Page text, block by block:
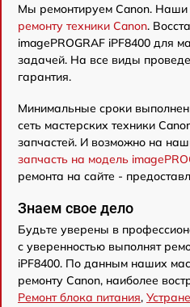
Мы ремонтируем Canon. Наши
ремонту техники Canon.
imagePROGRAF iPF8400 для
задачей. На все виды
гарантия.
Минимальные сроки
сеть мастерских техники
запчастей. И возможно на
запчасть на модель
ремонта на сайте -
Знаем свое дело
Будьте уверены в
с уверенностью выполнят
iPF8400. По данным наших
ремонту Canon, наиболее
Ремонт блока питания,